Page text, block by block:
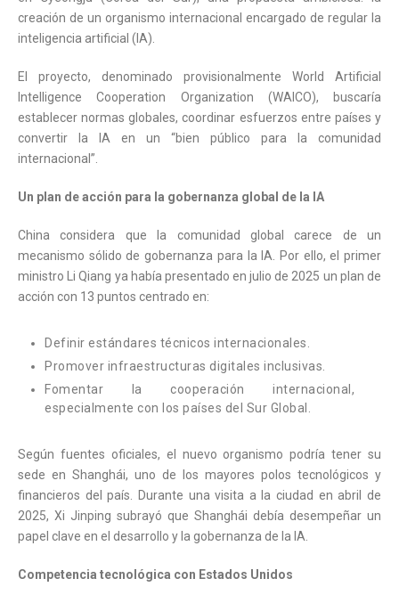
creación de un organismo internacional encargado de regular la
inteligencia artificial (IA).
El proyecto, denominado provisionalmente World Artificial
Intelligence Cooperation Organization (WAICO), buscaría
establecer normas globales, coordinar esfuerzos entre países y
convertir la IA en un “bien público para la comunidad
internacional”.
Un plan de acción para la gobernanza global de la IA
China considera que la comunidad global carece de un
mecanismo sólido de gobernanza para la IA. Por ello, el primer
ministro Li Qiang ya había presentado en julio de 2025 un plan de
acción con 13 puntos centrado en:
Definir estándares técnicos internacionales.
Promover infraestructuras digitales inclusivas.
Fomentar la cooperación internacional,
especialmente con los países del Sur Global.
Según fuentes oficiales, el nuevo organismo podría tener su
sede en Shanghái, uno de los mayores polos tecnológicos y
financieros del país. Durante una visita a la ciudad en abril de
2025, Xi Jinping subrayó que Shanghái debía desempeñar un
papel clave en el desarrollo y la gobernanza de la IA.
Competencia tecnológica con Estados Unidos